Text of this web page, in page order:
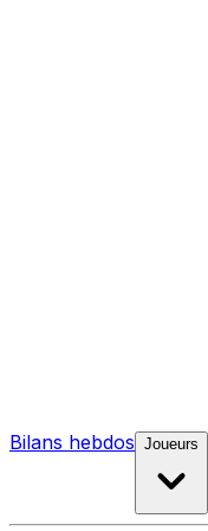
Bilans hebdos Joueurs